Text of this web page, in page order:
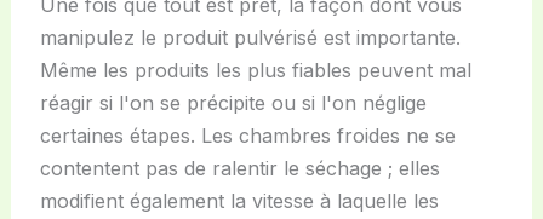
manipulez le produit pulvérisé est importante.
Même les produits les plus fiables peuvent mal
réagir si l'on se précipite ou si l'on néglige
certaines étapes. Les chambres froides ne se
contentent pas de ralentir le séchage ; elles
modifient également la vitesse à laquelle les